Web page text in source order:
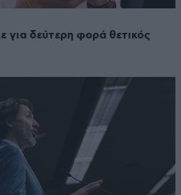
για δεύτερη φορά θετικός